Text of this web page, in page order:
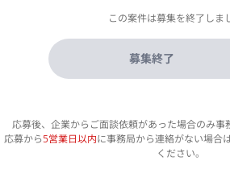
この案件は募集を終了しま
募集終了
応募後、企業からご面談依頼があった場合のみ事
応募から5営業日以内に事務局から連絡がない場合
ください。